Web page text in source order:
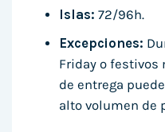
Islas: 72/96h.
Excepciones:
Friday o festivos
de entrega
alto volumen de